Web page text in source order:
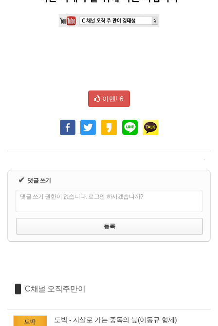
아멘! 6
✔ 댓글 쓰기
댓글 쓰기 권한이 없습니다. 로그인 하시겠습니까?
C채널 오직주만이
도박 - 자살로 가는 중독의 늪(이동규 형제)